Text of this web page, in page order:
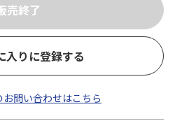
入りに登録する
問い合わせはこちら